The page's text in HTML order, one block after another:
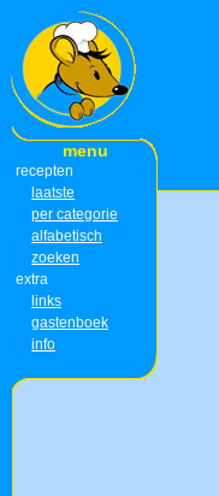
menu
recepten
laatste
per categorie
alfabetisch
zoeken
extra
links
gastenboek
info